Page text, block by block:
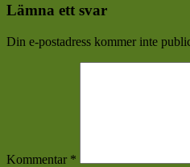
Lämna ett svar
Din e-postadress kommer inte
Kommentar *